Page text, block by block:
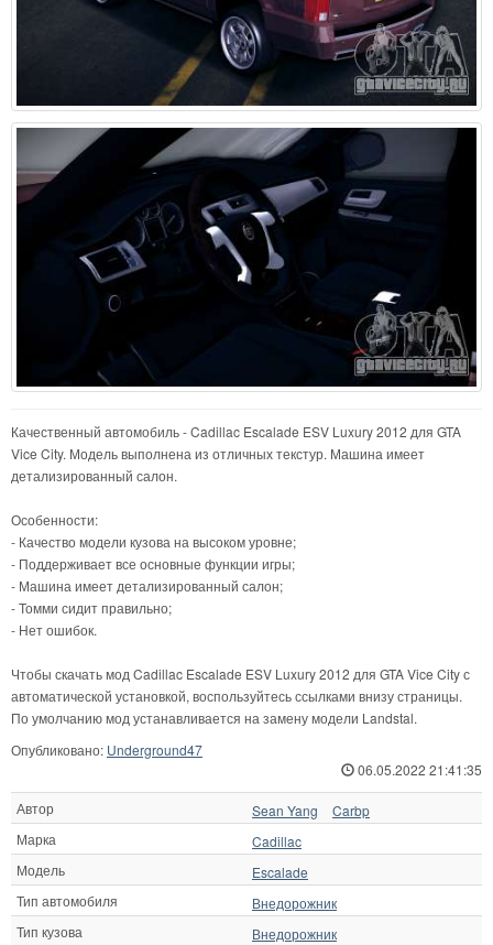
Качественный автомобиль - Cadillac Escalade ESV Luxury 2012 для GTA
Vice City. Модель выполнена из отличных текстур. Машина имеет
детализированный салон.
Особенности:
- Качество модели кузова на высоком уровне;
- Поддерживает все основные функции игры;
- Машина имеет детализированный салон;
- Томми сидит правильно;
- Нет ошибок.
Чтобы скачать мод Cadillac Escalade ESV Luxury 2012 для GTA Vice City с
автоматической установкой, воспользуйтесь ссылками внизу страницы.
По умолчанию мод устанавливается на замену модели Landstal.
Опубликовано: Underground47
06.05.2022 21:41:35
Автор Sean Yang
Carbp
Марка
Cadillac
Модель
Escalade
Тип автомобиля
Внедорожник
Тип кузова
Внедорожник